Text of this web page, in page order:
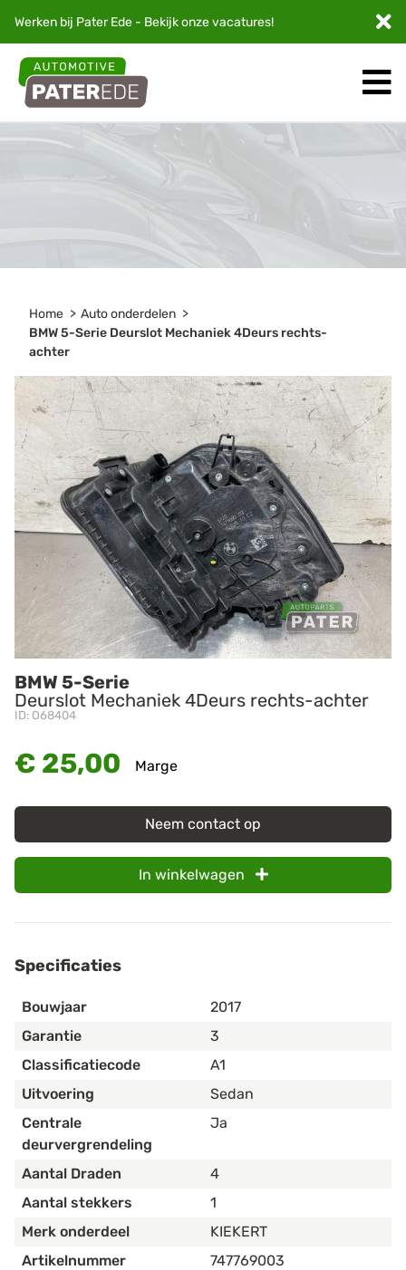
Werken bij Pater Ede - Bekijk onzevacatures!
Home
Auto onderdelen
BMW 5-Serie Deurslot Mechaniek 4Deurs rechts-
achter
BMW 5-Serie
Deurslot Mechaniek 4Deurs rechts-achter
ID: O68404
€ 25,00 Marge
Neem contact op
In winkelwagen
Specificaties
Bouwjaar
2017
Garantie
3
Classificatiecode
A1
Uitvoering
Sedan
Centrale
deurvergrendeling
Ja
Aantal Draden
4
Aantal stekkers
1
Merk onderdeel
KIEKERT
Artikelnummer
747769003